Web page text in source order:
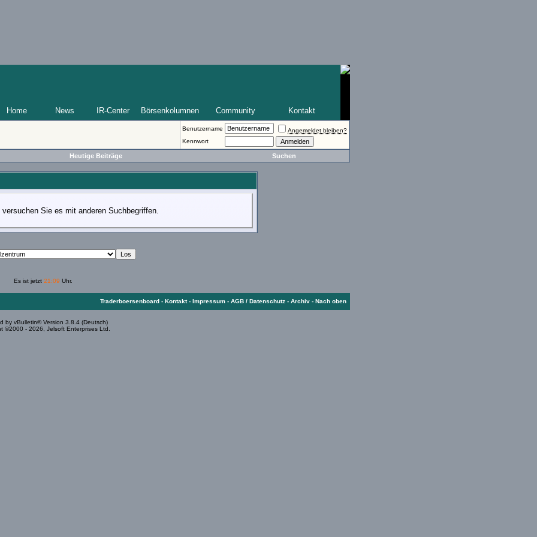
Home News IR-Center Börsenkolumnen Community Kontakt
Benutzername
Angemeldet bleiben?
Kennwort
Heutige Beiträge Suchen
Sie es mit anderen Suchbegriffen.
Es ist jetzt 21:09 Uhr.
Traderboersenboard - Kontakt- Impressum - AGB / Datenschutz - Archiv - Nach oben
by vBulletin® Version 3.8.4 (Deutsch)
©2000 - 2026, Jelsoft Enterprises Ltd.